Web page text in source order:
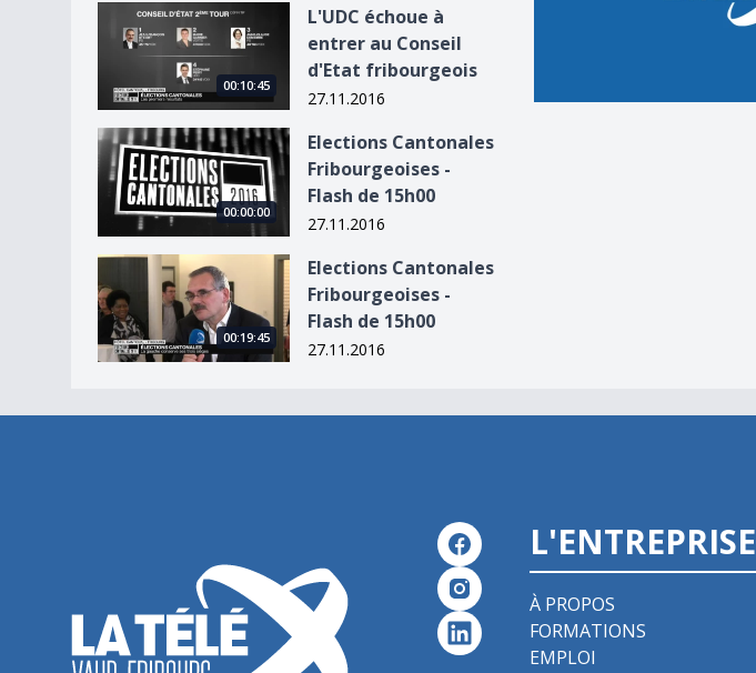
L&#039;UDC échoue à entrer au Conseil d&#039;Etat fribourgeois
00:10:45
L'UDC échoue à
entrer au Conseil
d'Etat fribourgeois
27.11.2016
Elections Cantonales Fribourgeoises - Flash de 15h00
00:00:00
Elections Cantonales
Fribourgeoises -
Flash de 15h00
27.11.2016
Elections Cantonales Fribourgeoises - Flash de 15h00
00:19:45
Elections Cantonales
Fribourgeoises -
Flash de 15h00
27.11.2016
L'ENTREPRISE
À PROPOS
FORMATIONS
EMPLOI